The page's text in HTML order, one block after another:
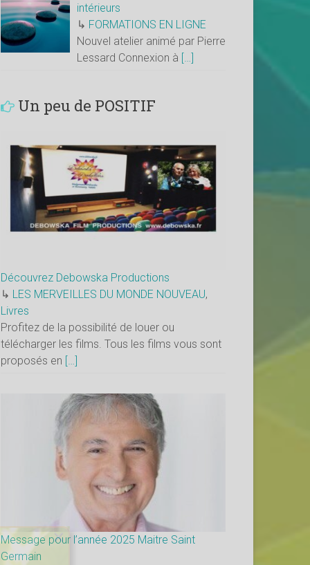
intérieurs
↳ FORMATIONS EN LIGNE
Nouvel atelier animé par Pierre
Lessard Connexion à […]
Un peu de POSITIF
Découvrez Debowska Productions
↳ LES MERVEILLES DU MONDE NOUVEAU,
Livres
Profitez de la possibilité de louer ou
télécharger les films. Tous les films vous sont
proposés en […]
Message pour l’année 2025 Maitre Saint
Germain
×